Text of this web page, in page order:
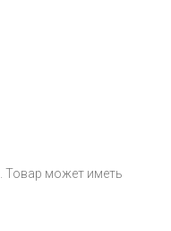
Товар может иметь